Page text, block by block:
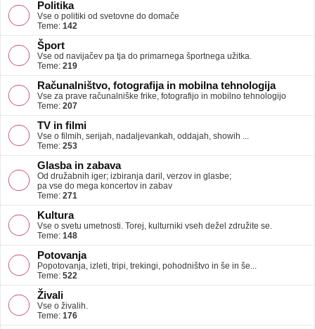
Politika
Vse o politiki od svetovne do domače
Teme: 142
Šport
Vse od navijačev pa tja do primarnega športnega užitka.
Teme: 219
Računalništvo, fotografija in mobilna tehnologija
Vse za prave računalniške frike, fotografijo in mobilno tehnologijo
Teme: 207
TV in filmi
Vse o filmih, serijah, nadaljevankah, oddajah, showih ...
Teme: 253
Glasba in zabava
Od družabnih iger; izbiranja daril, verzov in glasbe;
pa vse do mega koncertov in zabav
Teme: 271
Kultura
Vse o svetu umetnosti. Torej, kulturniki vseh dežel združite se.
Teme: 148
Potovanja
Popotovanja, izleti, tripi, trekingi, pohodništvo in še in še...
Teme: 522
Živali
Vse o živalih.
Teme: 176